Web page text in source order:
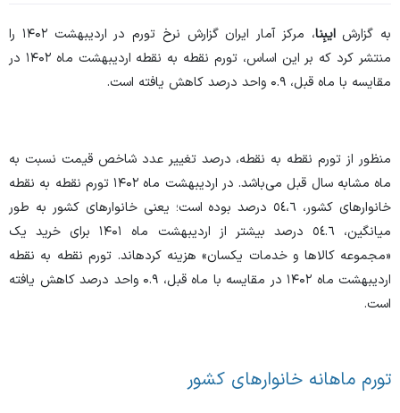
به گزارشایبِنا
، مرکز آمار ایران گزارش نرخ تورم در اردیبهشت ۱۴۰۲ را
منتشر کرد که بر این اساس، تورم نقطه به نقطه اردیبهشت ماه ۱۴۰۲ در
مقایسه با ماه قبل، ۰.۹ واحد درصد کاهش یافته است.
منظور از تورم نقطه به نقطه، درصد تغییر عدد شاخص قیمت نسبت به
ماه مشابه سال قبل می‌باشد. در اردیبهشت ماه ۱۴۰۲ تورم نقطه به نقطه
خانوار‌های کشور، ٥٤،٦ درصد بوده است؛ یعنی خانوار‌های کشور به طور
میانگین، ٥٤.٦ درصد بیشتر از اردیبهشت ماه ۱۴۰۱ برای خرید یک
«مجموعه کالا‌ها و خدمات یکسان» هزینه کرده­اند. تورم نقطه به نقطه
اردیبهشت ماه ۱۴۰۲ در مقایسه با ماه قبل، ۰.۹ واحد درصد کاهش یافته
است.
تورم ماهانه خانوار‌های کشور